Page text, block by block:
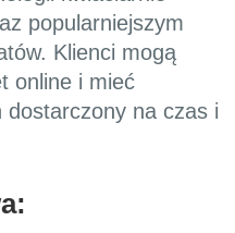
popularniejszym
Klienci mogą
online i mieć
na czas i